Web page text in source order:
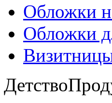
Обложки
Обложки
Детство